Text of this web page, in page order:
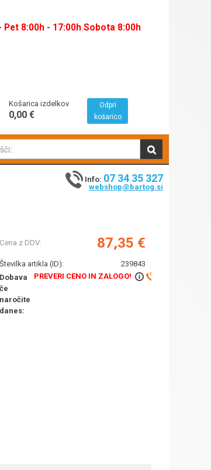
8:00h - 17:00h Sobota 8:00h
Košarica izdelkov
0,00 €
Odpri
košarico
Info: 07 34 35 327
webshop@bartog.si
Cena z DDV: 87,35 €
Številka artikla (ID):
239843
Dobava
če
naročite
danes:
PREVERI CENO IN ZALOGO!